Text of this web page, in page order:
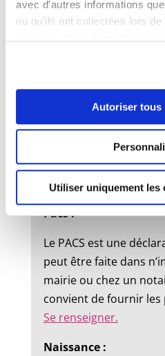
avec d'autres informations
ou qu'ils ont collectées lors
Autoriser tous
Utiliser uniquement les
État civil
Un dossier de
mairie. Le mariage
la commune où l’un
son domicile ou sa
Pacs :
Le PACS est une
peut être faite dans
mairie ou chez un
convient de fournir les
Se renseigner.
Naissance :